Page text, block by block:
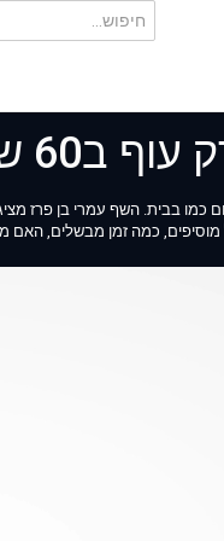
מחמם ומנחם כמו בבית. השף עמרי
כמה זמן מבשלים, האם